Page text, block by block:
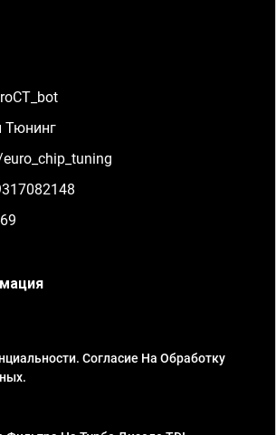
Тюнинг
Согласие На Обработку